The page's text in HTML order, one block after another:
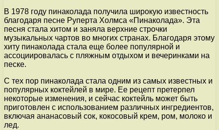
В 1978 году пинаколада получила широкую известность
благодаря песне Руперта Холмса «Пинаколада». Эта
песня стала хитом и заняла верхние строчки
музыкальных чартов во многих странах. Благодаря этому
хиту пинаколада стала еще более популярной и
ассоциировалась с пляжным отдыхом и вечеринками на
песке.
С тех пор пинаколада стала одним из самых известных и
популярных коктейлей в мире. Ее рецепт претерпел
некоторые изменения, и сейчас коктейль может быть
приготовлен с использованием различных ингредиентов,
включая ананасовый сок, кокосовый крем, ром, молоко и
лед.